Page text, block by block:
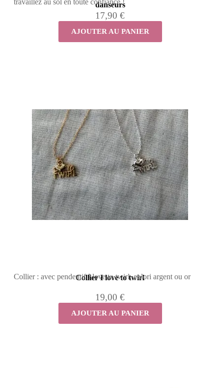
danseurs
travaillez au sol en toute confiance !
17,90 €
AJOUTER AU PANIER
Collier I love to twirl
Collier : avec pendentif I love to twirl. colori argent ou or
19,00 €
AJOUTER AU PANIER